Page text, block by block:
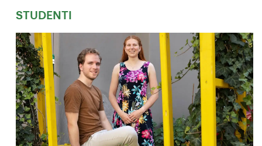
STUDENTI